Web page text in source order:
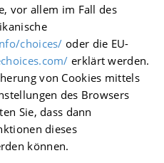
vor allem im Fall des
choices/ oder die EU-
erklärt werden.
von Cookies mittels
des Browsers
Sie, dass dann
dieses
können.